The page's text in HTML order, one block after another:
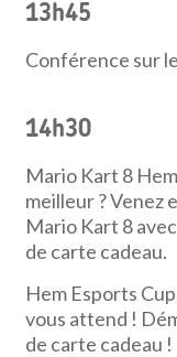
13h45
Conférence sur
14h30
Mario Kart 8
meilleur ? Venez
Mario Kart 8
de carte cadeau.
Hem Esports
vous attend !
de carte cadeau !